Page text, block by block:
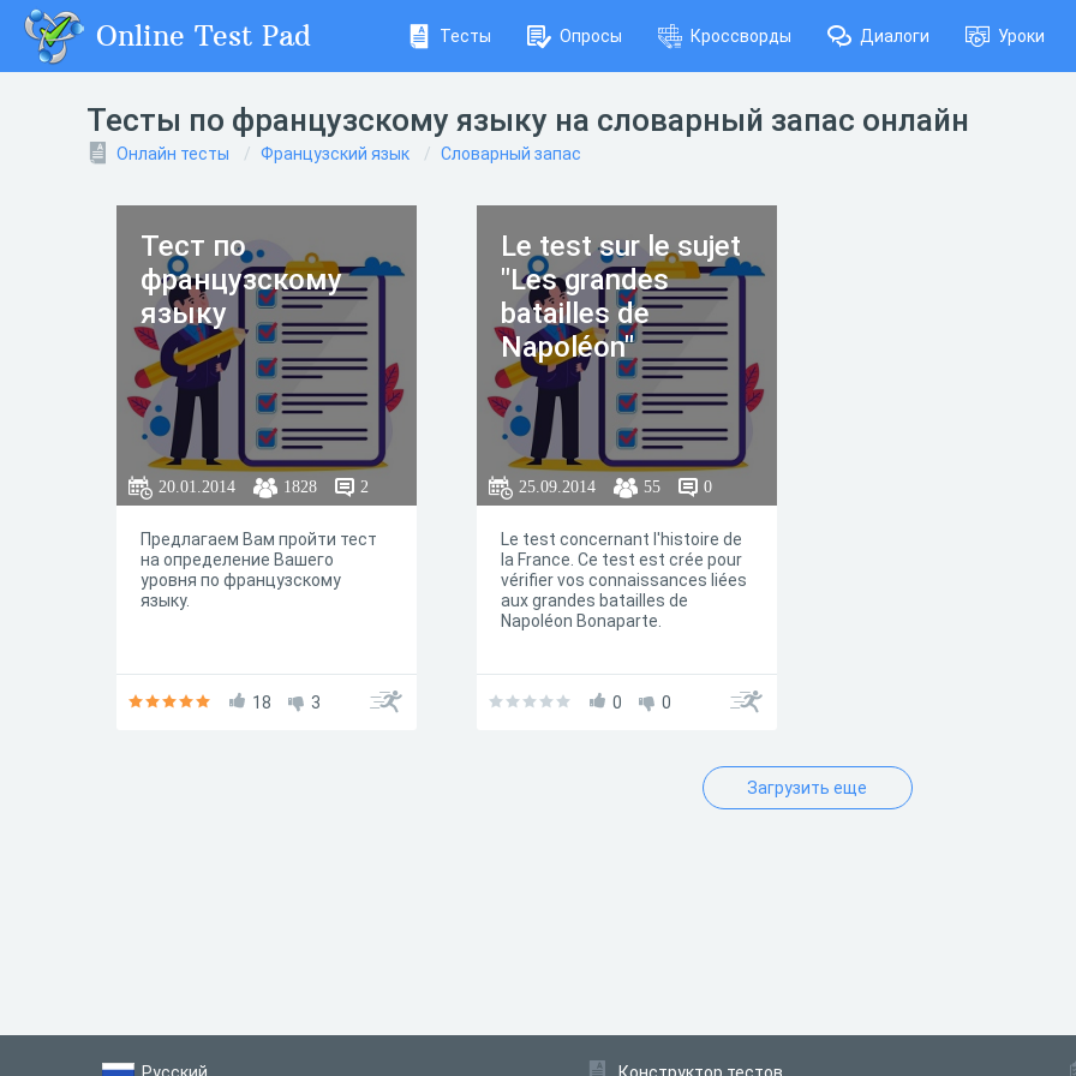
Online Test Pad Тесты Опросы Кроссворды Диалоги Уроки
Тесты по французскому языку на словарный запас онлайн
Онлайн тесты Французский язык Словарный запас
Тест по
французскому
языку
20.01.2014 1828 2
Предлагаем Вам пройти тест
на определение Вашего
уровня по французскому
языку.
18 3
Le test sur le sujet
"Les grandes
batailles de
Napoléon"
25.09.2014 55 0
Le test concernant l'histoire de
la France. Ce test est crée pour
vérifier vos connaissances liées
aux grandes batailles de
Napoléon Bonaparte.
0 0
Загрузить еще